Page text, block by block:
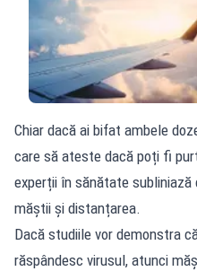
Chiar dacă ai bifat ambele
care să ateste dacă poți fi
experții în sănătate
măștii și distanțarea.
Dacă studiile vor demonstra
răspândesc virusul, atunci